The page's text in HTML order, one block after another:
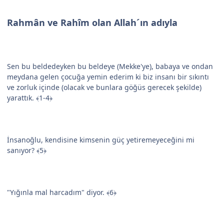
Rahmân ve Rahîm olan Allah´ın adıyla
Sen bu beldedeyken bu beldeye (Mekke'ye), babaya ve ondan
meydana gelen çocuğa yemin ederim ki biz insanı bir sıkıntı
ve zorluk içinde (olacak ve bunlara göğüs gerecek şekilde)
yarattık. ﴾1-4﴿
İnsanoğlu, kendisine kimsenin güç yetiremeyeceğini mi
sanıyor? ﴾5﴿
"Yığınla mal harcadım" diyor. ﴾6﴿